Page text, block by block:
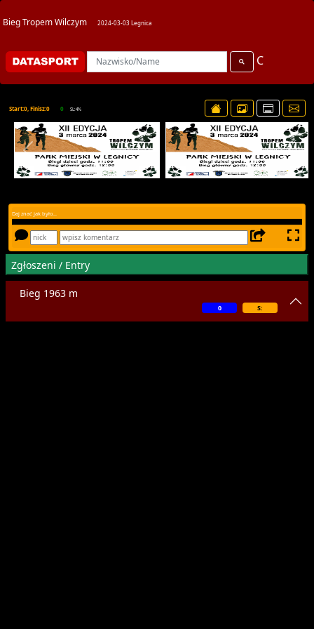
Bieg Tropem Wilczym 2024-03-03 Legnica
C
Start:0, Finisz:0 0 SL:4%
Daj znać jak było...
Zgłoszeni / Entry
Bieg 1963 m
S:
0